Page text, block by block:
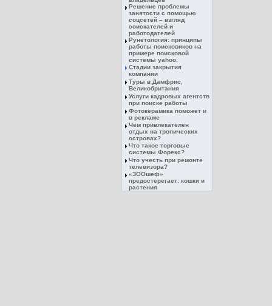
Решение проблемы
занятости с помощью
соцсетей – взгляд
соискателей и
работодателей
Рунетология: принципы
работы поисковиков на
примере поисковой
системы yahoo.
Стадии закрытия
компании
Туры в Дамфрис,
Великобритания
Услуги кадровых агентств
при поиске работы
Фотокерамика поможет и
в рекламе
Чем привлекателен
отдых на тропических
островах?
Что такое торговые
системы Форекс?
Что учесть при ремонте
телевизора?
«ЗООшеф»
предостерегает: кошки и
растения